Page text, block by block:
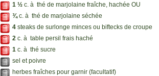
1 ½c. à thé de marjolaine fraîche, hachée OU
¾c. à thé de marjolaine séchée
4 steaks de surlonge minces ou biftecks de croupe
2 c. à table persil frais haché
1 c. à thé sucre
sel et poivre
herbes fraîches pour garnir (facultatif)